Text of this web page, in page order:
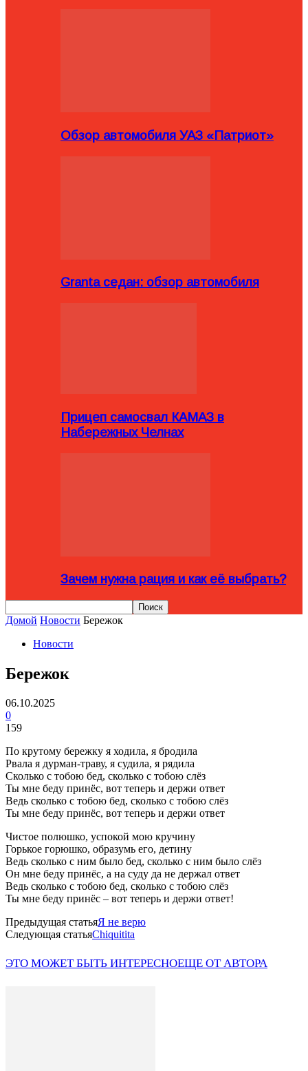
Обзор автомобиля УАЗ «Патриот»
Granta седан: обзор автомобиля
Прицеп самосвал КАМАЗ в
Набережных Челнах
Зачем нужна рация и как её выбрать?
Домой Новости Бережок
Новости
Бережок
06.10.2025
0
159
По крутому бережку я ходила, я бродила
Рвала я дурман-траву, я судила, я рядила
Сколько с тобою бед, сколько с тобою слёз
Ты мне беду принёс, вот теперь и держи ответ
Ведь сколько с тобою бед, сколько с тобою слёз
Ты мне беду принёс, вот теперь и держи ответ
Чистое полюшко, успокой мою кручину
Горькое горюшко, образумь его, детину
Ведь сколько с ним было бед, сколько с ним было слёз
Он мне беду принёс, а на суду да не держал ответ
Ведь сколько с тобою бед, сколько с тобою слёз
Ты мне беду принёс – вот теперь и держи ответ!
Предыдущая статьяЯ не верю
Следующая статьяChiquitita
ЭТО МОЖЕТ БЫТЬ ИНТЕРЕСНОЕЩЕ ОТ АВТОРА